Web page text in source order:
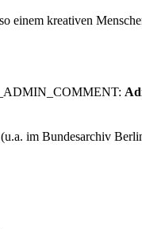
einem kreativen
im Bundesarchiv